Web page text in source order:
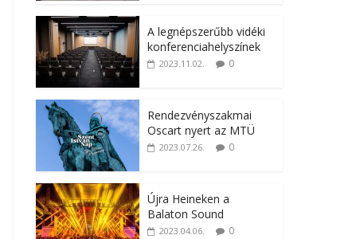
A legnépszerűbb vidéki
konferenciahelyszínek
2023.11.02. 0
Rendezvényszakmai
Oscart nyert az MTÜ
2023.07.26. 0
Újra Heineken a
Balaton Sound
2023.04.06. 0